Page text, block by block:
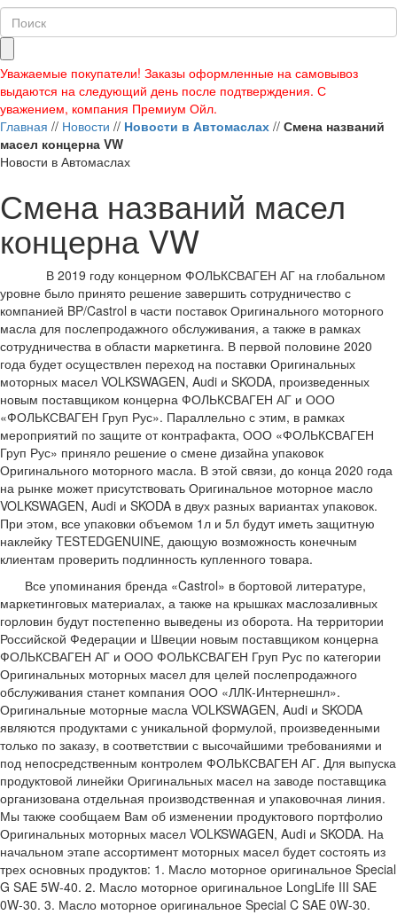
Уважаемые покупатели! Заказы оформленные на самовывоз
выдаются на следующий день после подтверждения. С
уважением, компания Премиум Ойл.
Главная // Новости // Новости в Автомаслах // Смена названий
масел концерна VW
Новости в Автомаслах
Смена названий масел
концерна VW
В 2019 году концерном ФОЛЬКСВАГЕН АГ на глобальном
уровне было принято решение завершить сотрудничество с
компанией BP/Castrol в части поставок Оригинального моторного
масла для послепродажного обслуживания, а также в рамках
сотрудничества в области маркетинга. В первой половине 2020
года будет осуществлен переход на поставки Оригинальных
моторных масел VOLKSWAGEN, Audi и SKODA, произведенных
новым поставщиком концерна ФОЛЬКСВАГЕН АГ и ООО
«ФОЛЬКСВАГЕН Груп Рус». Параллельно с этим, в рамках
мероприятий по защите от контрафакта, ООО «ФОЛЬКСВАГЕН
Груп Рус» приняло решение о смене дизайна упаковок
Оригинального моторного масла. В этой связи, до конца 2020 года
на рынке может присутствовать Оригинальное моторное масло
VOLKSWAGEN, Audi и SKODA в двух разных вариантах упаковок.
При этом, все упаковки объемом 1л и 5л будут иметь защитную
наклейку TESTEDGENUINE, дающую возможность конечным
клиентам проверить подлинность купленного товара.
Все упоминания бренда «Castrol» в бортовой литературе,
маркетинговых материалах, а также на крышках маслозаливных
горловин будут постепенно выведены из оборота. На территории
Российской Федерации и Швеции новым поставщиком концерна
ФОЛЬКСВАГЕН АГ и ООО ФОЛЬКСВАГЕН Груп Рус по категории
Оригинальных моторных масел для целей послепродажного
обслуживания станет компания ООО «ЛЛК-Интернешнл».
Оригинальные моторные масла VOLKSWAGEN, Audi и SKODA
являются продуктами с уникальной формулой, произведенными
только по заказу, в соответствии с высочайшими требованиями и
под непосредственным контролем ФОЛЬКСВАГЕН АГ. Для выпуска
продуктовой линейки Оригинальных масел на заводе поставщика
организована отдельная производственная и упаковочная линия.
Мы также сообщаем Вам об изменении продуктового портфолио
Оригинальных моторных масел VOLKSWAGEN, Audi и SKODA. На
начальном этапе ассортимент моторных масел будет состоять из
трех основных продуктов: 1. Масло моторное оригинальное Special
G SAE 5W-40. 2. Масло моторное оригинальное LongLife III SAE
0W-30. 3. Масло моторное оригинальное Special C SAE 0W-30.